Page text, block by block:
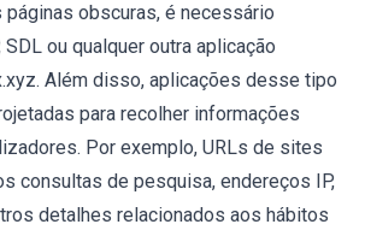
páginas obscuras, é necessário
ou qualquer outra aplicação
Além disso, aplicações desse tipo
para recolher informações
Por exemplo, URLs de sites
consultas de pesquisa, endereços IP,
detalhes relacionados aos hábitos